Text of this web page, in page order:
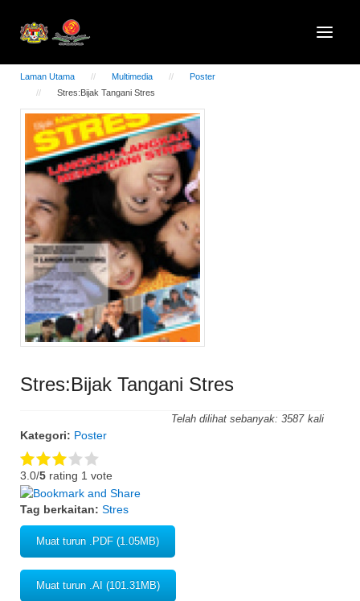
Laman Utama Multimedia
Poster
Stres:Bijak Tangani Stres
Stres:Bijak Tangani Stres
Telah dilihat sebanyak: 3587
Kategori: Poster
3.0/5 rating 1 vote
Tag berkaitan: Stres
Muat turun .PDF (1.05MB)
Muat turun .AI (101.31MB)